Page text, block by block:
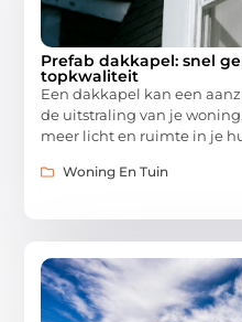
Prefab dakkapel: snel
topkwaliteit
Een dakkapel kan een
de uitstraling van je
meer licht en ruimte in je
Woning En Tuin